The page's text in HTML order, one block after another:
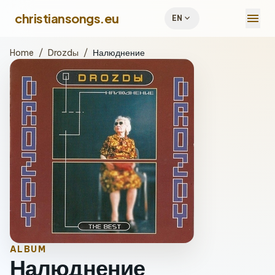
christiansongs.eu EN expand_more menu
Home / Drozdы / Налюднение
ALBUM
Налюднение